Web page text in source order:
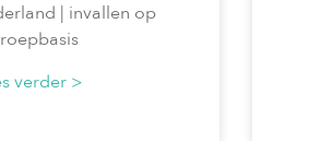
| invallen op
verder >